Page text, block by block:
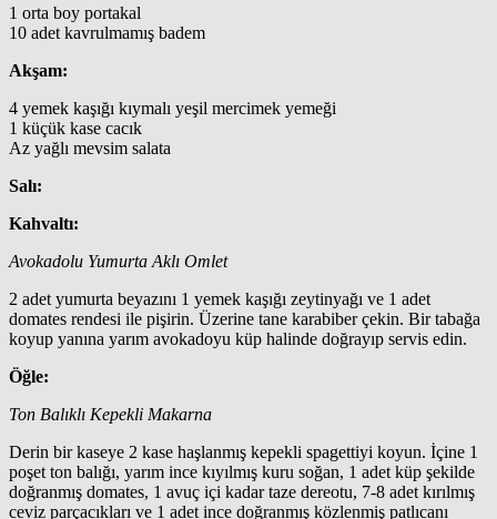
1 orta boy portakal
10 adet kavrulmamış badem
Akşam:
4 yemek kaşığı kıymalı yeşil mercimek yemeği
1 küçük kase cacık
Az yağlı mevsim salata
Salı:
Kahvaltı:
Avokadolu Yumurta Aklı Omlet
2 adet yumurta beyazını 1 yemek kaşığı zeytinyağı ve 1 adet
domates rendesi ile pişirin. Üzerine tane karabiber çekin. Bir tabağa
koyup yanına yarım avokadoyu küp halinde doğrayıp servis edin.
Öğle:
Ton Balıklı Kepekli Makarna
Derin bir kaseye 2 kase haşlanmış kepekli spagettiyi koyun. İçine 1
poşet ton balığı, yarım ince kıyılmış kuru soğan, 1 adet küp şekilde
doğranmış domates, 1 avuç içi kadar taze dereotu, 7-8 adet kırılmış
ceviz parçacıkları ve 1 adet ince doğranmış közlenmiş patlıcanı